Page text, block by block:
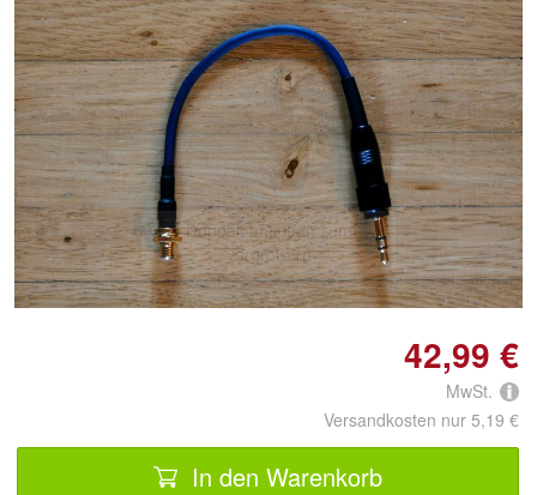
Doppelt antippen zum
vergrößern
42,99 €
MwSt.
Versandkosten nur 5,19 €
In den Warenkorb